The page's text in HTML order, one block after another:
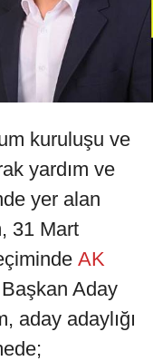
kuruluşu ve
yardım ve
yer alan
31 Mart
AK
Aday
aday adaylığı